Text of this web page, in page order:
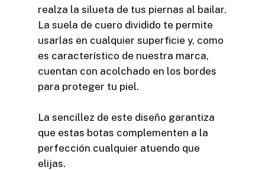
realza la silueta de tus piernas al bailar.
La suela de cuero dividido te permite
usarlas en cualquier superficie y, como
es característico de nuestra marca,
cuentan con acolchado en los bordes
para proteger tu piel.
La sencillez de este diseño garantiza
que estas botas complementen a la
perfección cualquier atuendo que
elijas.